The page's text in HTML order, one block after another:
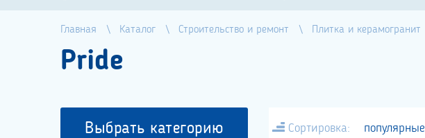
Главная Каталог Строительство и ремонт Плитка и керамогранит
Pride
Выбрать категорию Сортировка: популярные